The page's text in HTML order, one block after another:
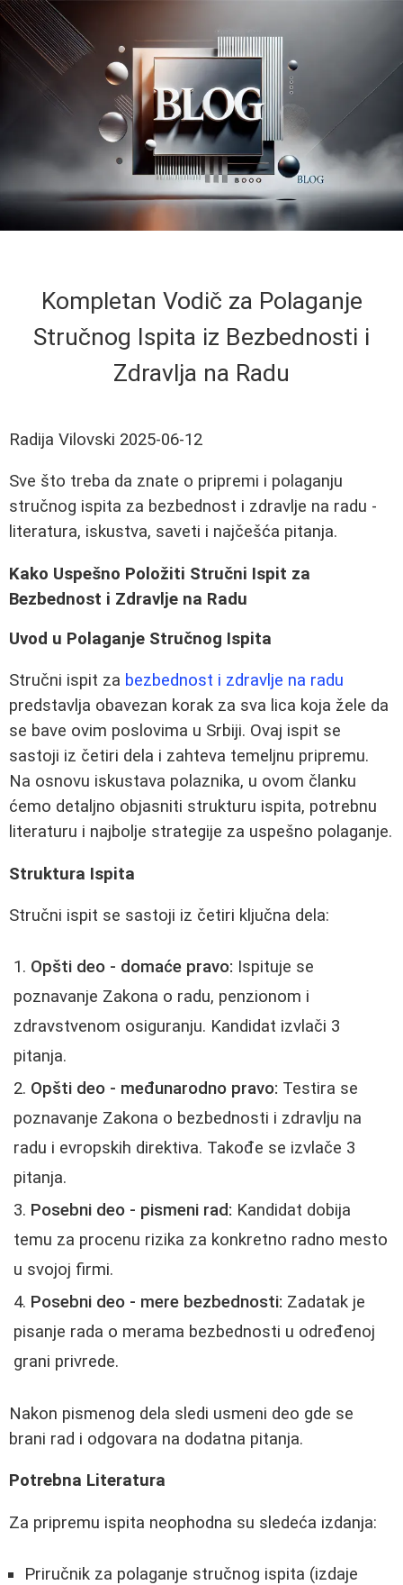
Kompletan Vodič za Polaganje
Stručnog Ispita iz Bezbednosti i
Zdravlja na Radu
Radija Vilovski 2025-06-12
Sve što treba da znate o pripremi i polaganju
stručnog ispita za bezbednost i zdravlje na radu -
literatura, iskustva, saveti i najčešća pitanja.
Kako Uspešno Položiti Stručni Ispit za
Bezbednost i Zdravlje na Radu
Uvod u Polaganje Stručnog Ispita
Stručni ispit za bezbednost i zdravlje na radu
predstavlja obavezan korak za sva lica koja žele da
se bave ovim poslovima u Srbiji. Ovaj ispit se
sastoji iz četiri dela i zahteva temeljnu pripremu.
Na osnovu iskustava polaznika, u ovom članku
ćemo detaljno objasniti strukturu ispita, potrebnu
literaturu i najbolje strategije za uspešno polaganje.
Struktura Ispita
Stručni ispit se sastoji iz četiri ključna dela:
Opšti deo - domaće pravo: Ispituje se
poznavanje Zakona o radu, penzionom i
zdravstvenom osiguranju. Kandidat izvlači 3
pitanja.
Opšti deo - međunarodno pravo: Testira se
poznavanje Zakona o bezbednosti i zdravlju na
radu i evropskih direktiva. Takođe se izvlače 3
pitanja.
Posebni deo - pismeni rad: Kandidat dobija
temu za procenu rizika za konkretno radno mesto
u svojoj firmi.
Posebni deo - mere bezbednosti: Zadatak je
pisanje rada o merama bezbednosti u određenoj
grani privrede.
Nakon pismenog dela sledi usmeni deo gde se
brani rad i odgovara na dodatna pitanja.
Potrebna Literatura
Za pripremu ispita neophodna su sledeća izdanja:
Priručnik za polaganje stručnog ispita (izdaje